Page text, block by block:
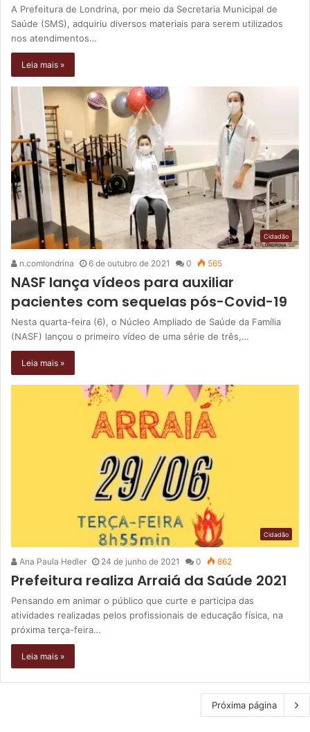
A Prefeitura de Londrina, por meio da Secretaria Municipal de
Saúde (SMS), adquiriu diversos materiais para serem utilizados
nos atendimentos…
Leia mais »
Cidadão
n.comlondrina 6 de outubro de 2021 0 565
NASF lança vídeos para auxiliar
pacientes com sequelas pós-Covid-19
Nesta quarta-feira (6), o Núcleo Ampliado de Saúde da Família
(NASF) lançou o primeiro vídeo de uma série de três,…
Leia mais »
Cidadão
Ana Paula Hedler 24 de junho de 2021 0 862
Prefeitura realiza Arraiá da Saúde 2021
Pensando em animar o público que curte e participa das
atividades realizadas pelos profissionais de educação física, na
próxima terça-feira…
Leia mais »
Próxima página